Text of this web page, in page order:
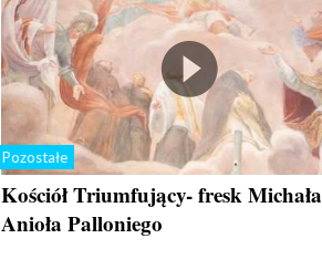
Pozostałe
Kościół Triumfujący- fresk Michała
Anioła Palloniego